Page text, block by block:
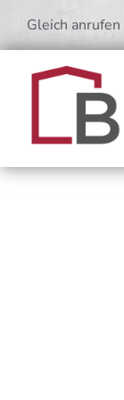
Gleich anrufen
Home